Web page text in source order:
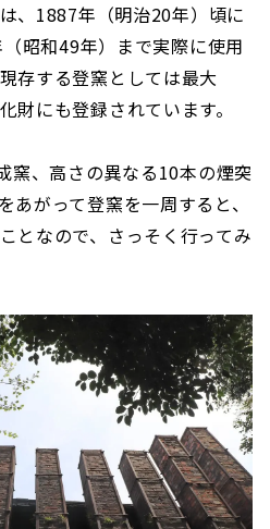
、1887年（明治20年）頃に
昭和49年）まで実際に使用
存する登窯としては最大
財にも登録されています。
窯、高さの異なる10本の煙突
あがって登窯を一周すると、
となので、さっそく行ってみ